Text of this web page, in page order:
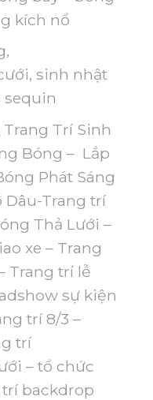
kích nổ
sinh nhật
sequin
Trí Sinh
Bóng – Lắp
Phát Sáng
Dâu-Trang trí
Thả Lưới –
xe – Trang
Trang trí lễ
sự kiện
trí 8/3 –
trí
– tổ chức
backdrop